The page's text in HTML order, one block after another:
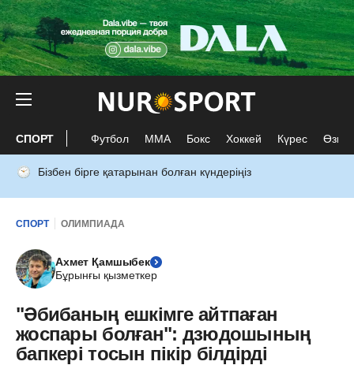
СПОРТ Футбол ММА Бокс Хоккей Күрес Өзге
Бізбен бірге қатарынан болған күндеріңіз
СПОРТ ОЛИМПИАДА
Ахмет Қамшыбек
Бұрынғы қызметкер
"Әбибаның ешкімге айтпаған
жоспары болған": дзюдошының
бапкері тосын пікір білдірді